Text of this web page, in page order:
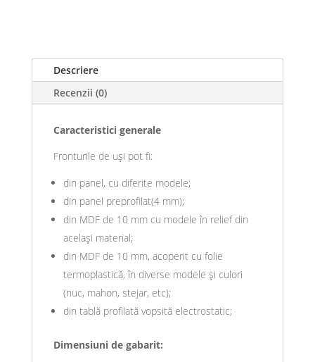
Descriere
Recenzii (0)
Caracteristici generale
Fronturile de uși pot fi:
din panel, cu diferite modele;
din panel preprofilat(4 mm);
din MDF de 10 mm cu modele în relief din
același material;
din MDF de 10 mm, acoperit cu folie
termoplastică, în diverse modele și culori
(nuc, mahon, stejar, etc);
din tablă profilată vopsită electrostatic;
Dimensiuni de gabarit: